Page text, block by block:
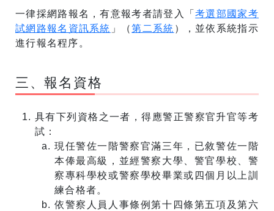
一律採網路報名，有意報考者請登入「考選部國家考
試網路報名資訊系統 」（第二系統 ），並依系統指示
進行報名程序。
三、報名資格
具有下列資格之一者，得應警正警察官升官等考
試：
現任警佐一階警察官滿三年，已敘警佐一階
本俸最高級，並經警察大學、警官學校、警
察專科學校或警察學校畢業或四個月以上訓
練合格者。
依警察人員人事條例第十四條第五項及第六